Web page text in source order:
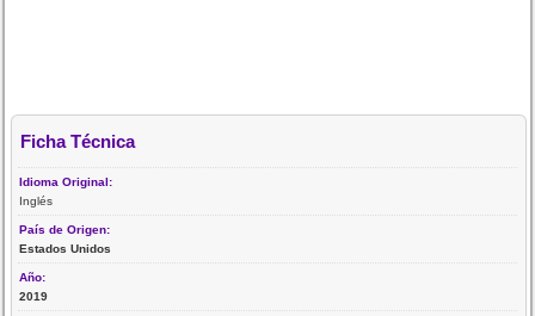
Ficha Técnica
Idioma Original:
Inglés
País de Origen:
Estados Unidos
Año:
2019